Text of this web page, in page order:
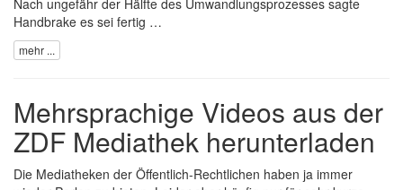
Handbrake es sei fertig …
mehr ...
Mehrsprachige Videos aus der
ZDF Mediathek herunterladen
Die Mediatheken der Öffentlich-Rechtlichen haben ja immer